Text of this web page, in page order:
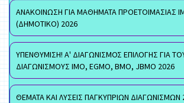
ΑΝΑΚΟΙΝΩΣΗ ΓΙΑ ΜΑΘΗΜΑΤΑ ΠΡΟΕΤΟΙΜΑΣΙΑΣ
(ΔΗΜΟΤΙΚΟ) 2026
ΥΠΕΝΘΥΜΙΣΗ! Α' ΔΙΑΓΩΝΙΣΜΟΣ ΕΠΙΛΟΓΗΣ ΓΙΑ
ΔΙΑΓΩΝΙΣΜΟΥΣ ΙΜΟ, EGMO, ΒΜΟ, JBMO 2026
ΘΕΜΑΤΑ ΚΑΙ ΛΥΣΕΙΣ ΠΑΓΚΥΠΡΙΩΝ ΔΙΑΓΩΝΙΣΜΩΝ